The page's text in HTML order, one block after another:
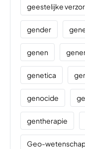
geestelijke
gender
genen
genetica
genocide
gentherapie
Geo-